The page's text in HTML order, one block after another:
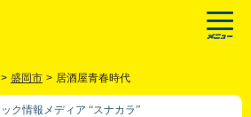
> 盛岡市 > 居酒屋青春時代
ク情報メディア “スナカラ”